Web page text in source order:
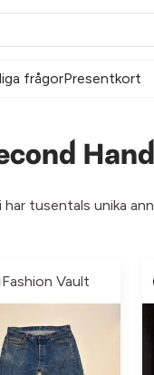
frågorPresentkort
har tusentals unika
Fashion Vault